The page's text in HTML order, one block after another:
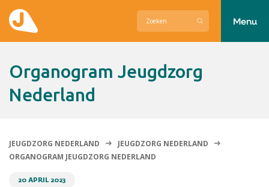
Hier zetten wij ons voor in
Contact
Menu
Organogram Jeugdzorg
Nederland
JEUGDZORG NEDERLAND
JEUGDZORG NEDERLAND
ORGANOGRAM JEUGDZORG NEDERLAND
20 APRIL 2023